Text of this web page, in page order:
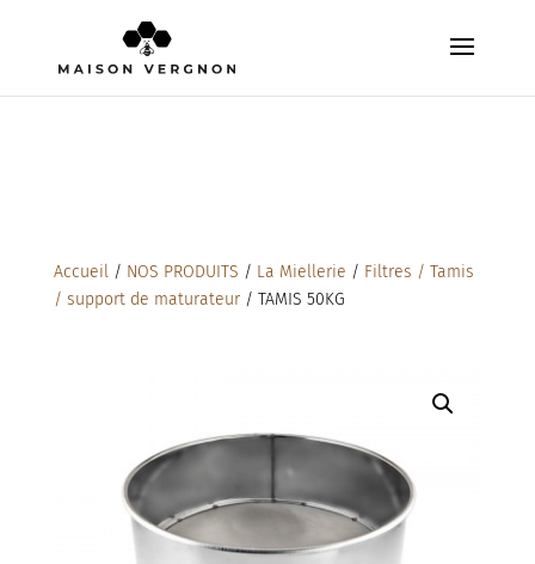
Accueil/ NOS PRODUITS / La Miellerie / Filtres / Tamis
/ support de maturateur/ TAMIS 50KG